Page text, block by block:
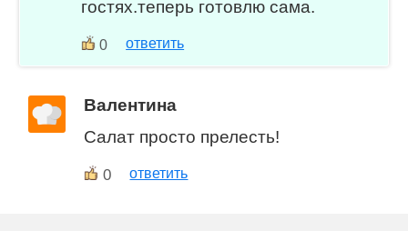
гостях.теперь готовлю сама.
0 ответить
Валентина
Салат просто прелесть!
0 ответить